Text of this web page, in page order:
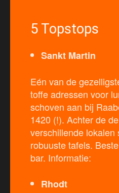
5 Topstops
Sankt Martin
Eén van de
toffe adressen voor
schoven aan bij
1420 (!). Achter de
verschillende lokalen
robuuste tafels.
bar. Informatie:
Rhodt